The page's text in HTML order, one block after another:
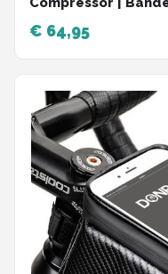
Luchtcompressor
€ 64,95